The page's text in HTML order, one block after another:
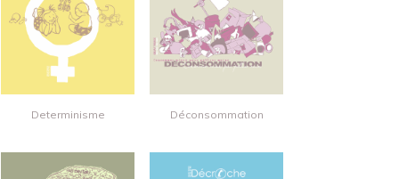
Determinisme Déconsommation